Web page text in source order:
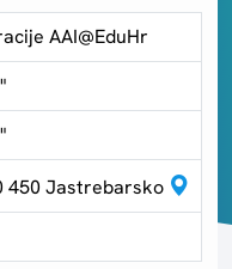
AAI@EduHr
450 Jastrebarsko